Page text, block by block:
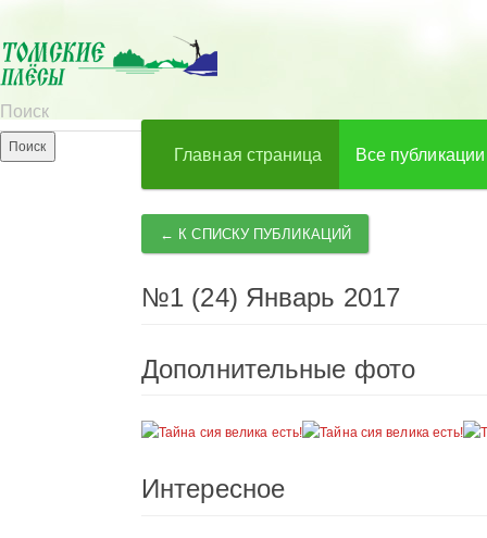
Главная страница Все публикации
← К СПИСКУ ПУБЛИКАЦИЙ
№1 (24) Январь 2017
Дополнительные фото
Интересное